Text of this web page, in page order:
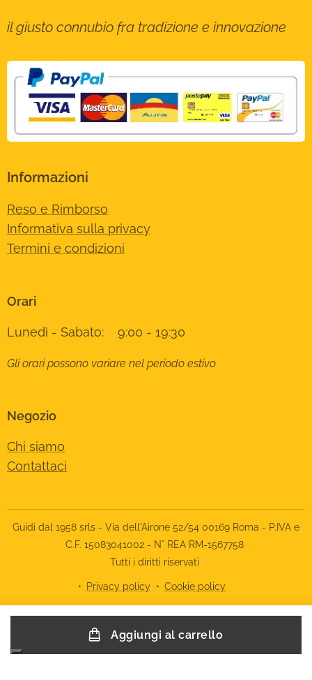
Aggiungi al carrello
il giusto connubio fra tradizione e innovazione
Informazioni
Reso e Rimborso
Informativa sulla privacy
Termini e condizioni
Orari
Lunedì - Sabato: 9:00 - 19:30
Gli orari possono variare nel periodo estivo
Negozio
Chi siamo
Contattaci
Guidi dal 1958 srls - Via dell'Airone 52/54 00169 Roma - P.IVA e
C.F. 15083041002 - N° REA RM-1567758
Tutti i diritti riservati
Privacy policy Cookie policy
Informativa sulla raccolta